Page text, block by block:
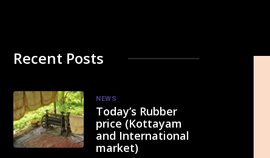
Recent Posts
NEWS
Today’s Rubber
price (Kottayam
and International
market)